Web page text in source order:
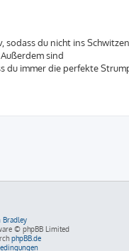
du nicht ins
sind
du immer die perfekte
Bradley
© phpBB Limited
phpBB.de